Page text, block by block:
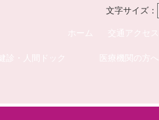
文字サイズ：
ホーム 交通アクセス
健診・人間ドック 医療機関の方へ